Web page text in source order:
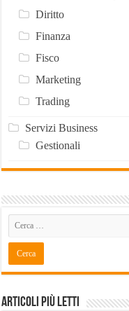
Diritto
Finanza
Fisco
Marketing
Trading
Servizi Business
Gestionali
Articoli Più Letti